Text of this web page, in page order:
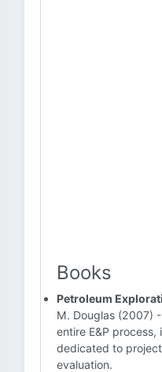
Books
Petroleum
M. Douglas (2007)
entire E&P
dedicated to
evaluation.